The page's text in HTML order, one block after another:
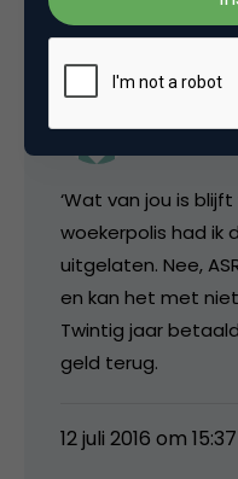
J.
‘Wat van jou is
woekerpolis had ik
uitgelaten. Nee,
en kan het met
Twintig jaar
geld terug.
12 juli 2016 om 15:37